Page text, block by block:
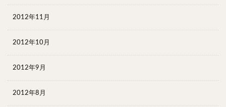
2012年11月
2012年10月
2012年9月
2012年8月